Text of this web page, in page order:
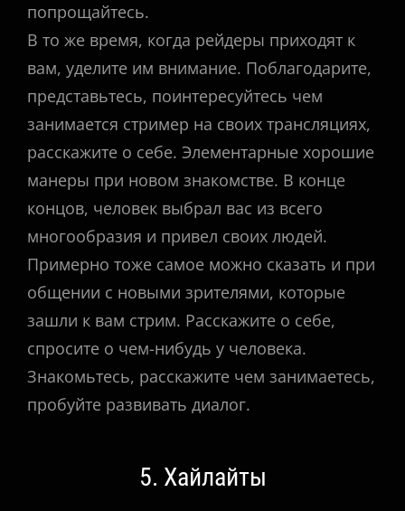
попрощайтесь.
В то же время, когда рейдеры приходят к
вам, уделите им внимание. Поблагодарите,
представьтесь, поинтересуйтесь чем
занимается стример на своих трансляциях,
расскажите о себе. Элементарные хорошие
манеры при новом знакомстве. В конце
концов, человек выбрал вас из всего
многообразия и привел своих людей.
Примерно тоже самое можно сказать и при
общении с новыми зрителями, которые
зашли к вам стрим. Расскажите о себе,
спросите о чем-нибудь у человека.
Знакомьтесь, расскажите чем занимаетесь,
пробуйте развивать диалог.
5. Хайлайты